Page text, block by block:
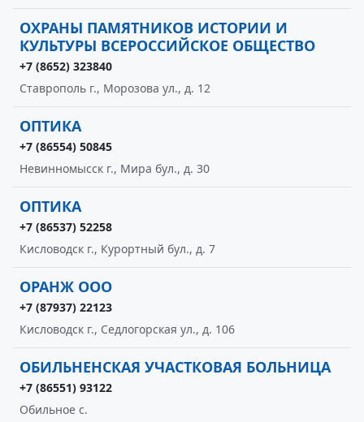
ОХРАНЫ ПАМЯТНИКОВ ИСТОРИИ И
КУЛЬТУРЫ ВСЕРОССИЙСКОЕ ОБЩЕСТВО
+7 (8652) 323840
Ставрополь г., Морозова ул., д. 12
ОПТИКА
+7 (86554) 50845
Невинномысск г., Мира бул., д. 30
ОПТИКА
+7 (86537) 52258
Кисловодск г., Курортный бул., д. 7
ОРАНЖ ООО
+7 (87937) 22123
Кисловодск г., Седлогорская ул., д. 106
ОБИЛЬНЕНСКАЯ УЧАСТКОВАЯ БОЛЬНИЦА
+7 (86551) 93122
Обильное с.